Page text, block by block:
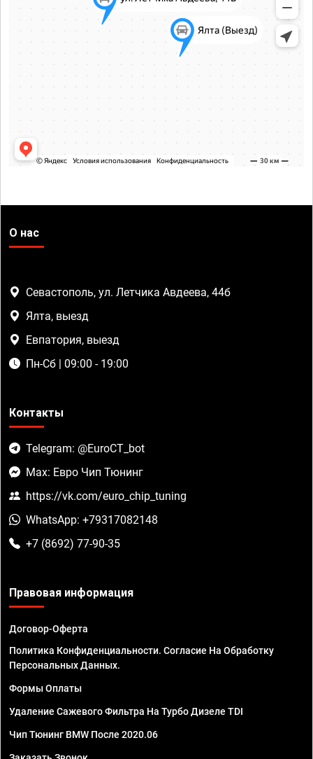
О нас
Севастополь, ул. Летчика Авдеева, 44б
Ялта, выезд
Евпатория, выезд
Пн-Сб | 09:00 - 19:00
Контакты
Telegram: @EuroCT_bot
Max: Евро Чип Тюнинг
https://vk.com/euro_chip_tuning
WhatsApp: +79317082148
+7 (8692) 77-90-35
Правовая информация
Договор-Оферта
Политика Конфиденциальности. Согласие На Обработку
Персональных Данных.
Формы Оплаты
Удаление Сажевого Фильтра На Турбо Дизеле TDI
Чип Тюнинг BMW После 2020.06